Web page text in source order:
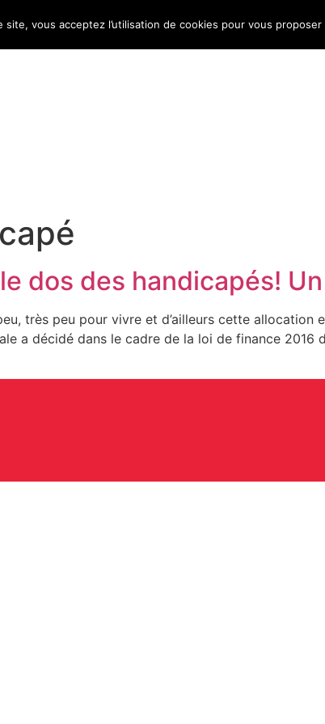
Bulletin d’information Infos conso
dos des handicapés!
très peu pour vivre et d’ailleurs cette allocation
a décidé dans le cadre de la loi de finance 2016
vous acceptez l’utilisation de cookies pour vous